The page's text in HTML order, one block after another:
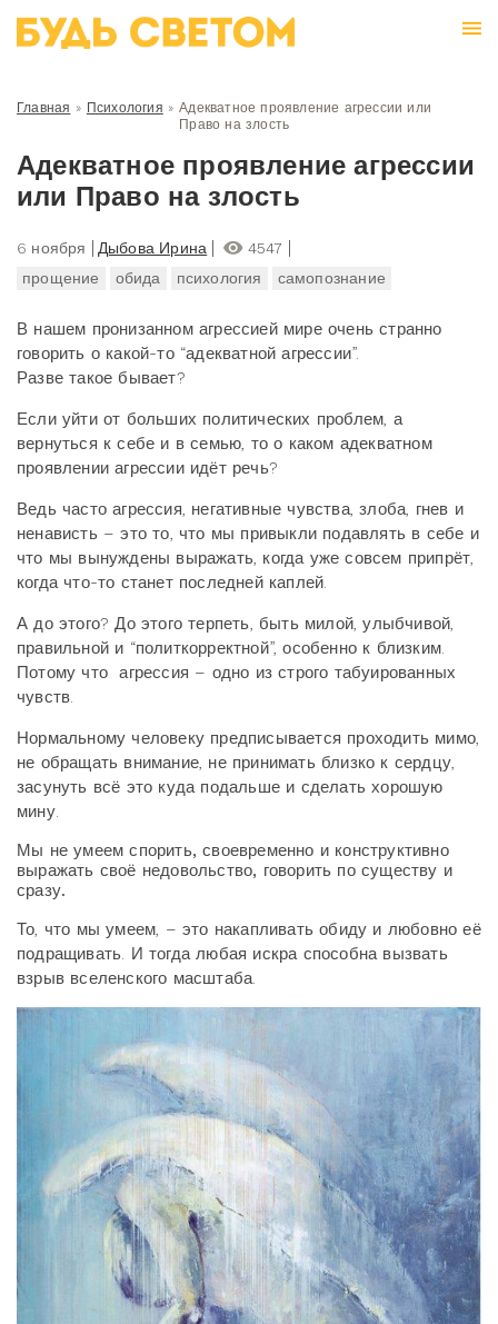
Главная » Психология » Адекватное проявление агрессии или
Право на злость
Адекватное проявление агрессии
или Право на злость
6 ноября Дыбова Ирина
4547
прощение
обида психология самопознание
В нашем пронизанном агрессией мире очень странно
говорить о какой-то “адекватной агрессии”.
Разве такое бывает?
Если уйти от больших политических проблем, а
вернуться к себе и в семью, то о каком адекватном
проявлении агрессии идёт речь?
Ведь часто агрессия, негативные чувства, злоба, гнев и
ненависть – это то, что мы привыкли подавлять в себе и
что мы вынуждены выражать, когда уже совсем припрёт,
когда что-то станет последней каплей.
А до этого? До этого терпеть, быть милой, улыбчивой,
правильной и “политкорректной”, особенно к близким.
Потому что агрессия – одно из строго табуированных
чувств.
Нормальному человеку предписывается проходить мимо,
не обращать внимание, не принимать близко к сердцу,
засунуть всё это куда подальше и сделать хорошую
мину.
Мы не умеем спорить, своевременно и конструктивно
выражать своё недовольство, говорить по существу и
сразу.
То, что мы умеем, – это накапливать обиду и любовно её
подращивать. И тогда любая искра способна вызвать
взрыв вселенского масштаба.